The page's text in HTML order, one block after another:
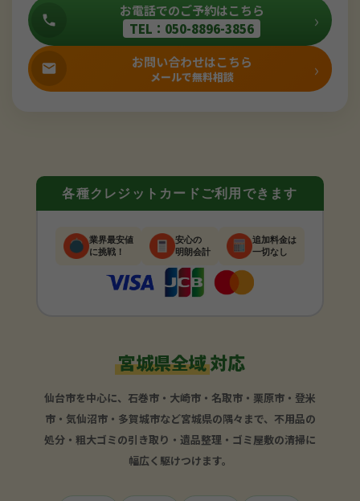
お電話でのご予約はこちら
TEL：050-8896-3856
›
お問い合わせはこちら
メールで無料相談 ›
各種クレジットカードご利用できます
業界最安値
に挑戦！
安心の
明朗会計
追加料金は
一切なし
宮城県全域対応
仙台市を中心に、石巻市・大崎市・名取市・栗原市・登米
市・気仙沼市・多賀城市など宮城県の隅々まで、不用品の
処分・粗大ゴミの引き取り・遺品整理・ゴミ屋敷の清掃に
幅広く駆けつけます。